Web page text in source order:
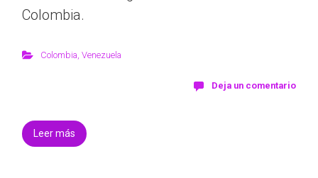
Colombia.
Colombia Venezuela
Deja un comentario
Leer más